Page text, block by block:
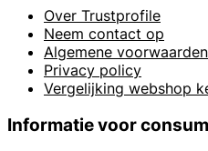
Over Trustprofile
Neem contact op
Algemene voorwaarden
Privacy policy
Vergelijking webshop
Informatie voor